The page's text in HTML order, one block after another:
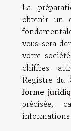
La
obtenir un
vous sera
votre
chiffres
Registre du
forme
précisée,